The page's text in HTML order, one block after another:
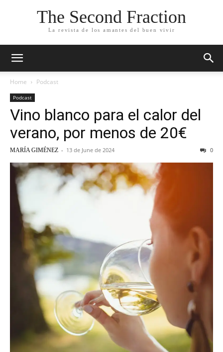
The Second Fraction
La revista de los amantes del buen vivir
Home Podcast
Podcast
Vino blanco para el calor del
verano, por menos de 20€
MARÍA GIMÉNEZ - 13 de June de 2024 0